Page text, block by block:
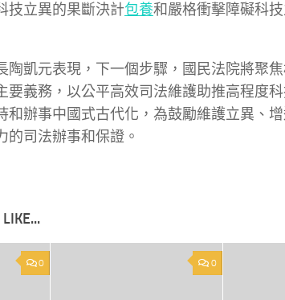
技立異的果斷決計包養和嚴格衝擊障礙科
陶凱元表現，下一個步驟，國民法院將聚
要義務，以公平高效司法維護助推高程度
和辦事中國式古代化，為鼓勵維護立異、
的司法辦事和保證。
0 0